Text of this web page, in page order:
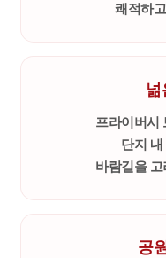
쾌적하
넒
프라이버시
단지 내
바람길을
공